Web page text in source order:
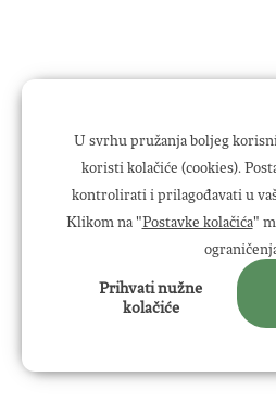
U svrhu pružanja boljeg
koristi kolačiće (cookies).
kontrolirati i prilagođavati u
Klikom na "Postavke kolačića"
Prihvati nužne
kolačiće